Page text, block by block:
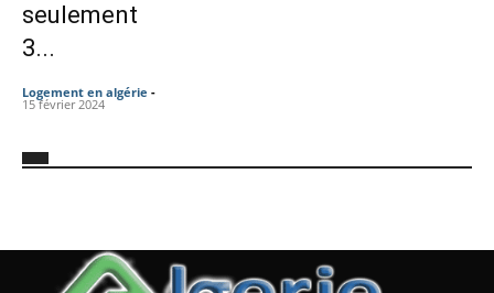
seulement
3...
Logement en algérie -
15 février 2024